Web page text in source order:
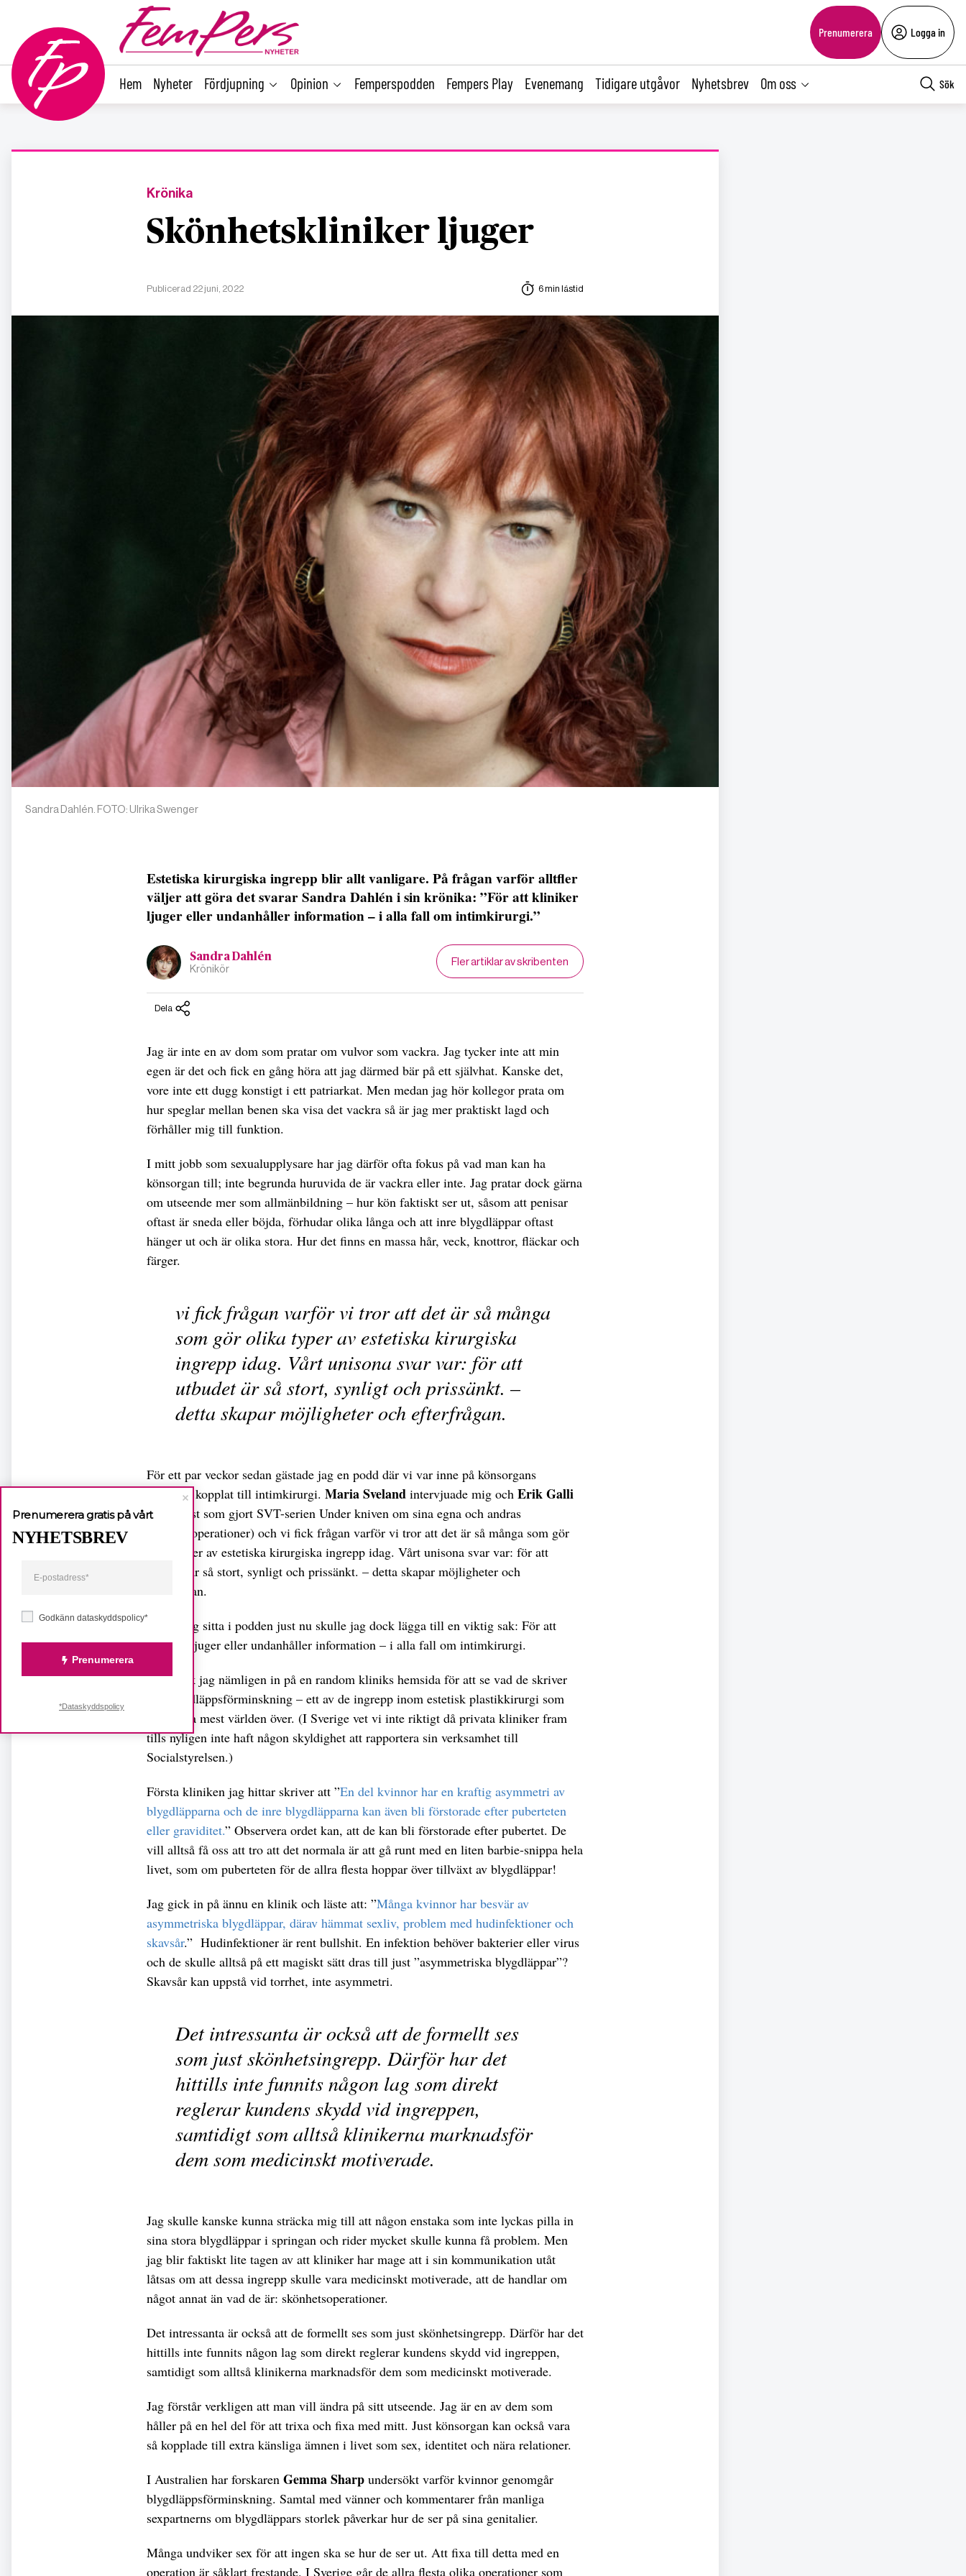
Prenumerera Logga in
Hem Nyheter Fördjupning Opinion Femperspodden Fempers Play Evenemang Tidigare utgåvor Nyhetsbrev Om oss Sök
Krönika
Skönhetskliniker ljuger
Publicerad 22 juni, 2022 6 min lästid
Sandra Dahlén. FOTO: Ulrika Swenger
Estetiska kirurgiska ingrepp blir allt vanligare. På frågan varför alltfler
väljer att göra det svarar Sandra Dahlén i sin krönika: ”För att kliniker
ljuger eller undanhåller information – i alla fall om intimkirurgi.”
Sandra Dahlén
Krönikör
Fler artiklar av skribenten
Dela
Jag är inte en av dom som pratar om vulvor som vackra. Jag tycker inte att min
egen är det och fick en gång höra att jag därmed bär på ett självhat. Kanske det,
vore inte ett dugg konstigt i ett patriarkat. Men medan jag hör kollegor prata om
hur speglar mellan benen ska visa det vackra så är jag mer praktiskt lagd och
förhåller mig till funktion.
I mitt jobb som sexualupplysare har jag därför ofta fokus på vad man kan ha
könsorgan till; inte begrunda huruvida de är vackra eller inte. Jag pratar dock gärna
om utseende mer som allmänbildning – hur kön faktiskt ser ut, såsom att penisar
oftast är sneda eller böjda, förhudar olika långa och att inre blygdläppar oftast
hänger ut och är olika stora. Hur det finns en massa hår, veck, knottror, fläckar och
färger.
vi fick frågan varför vi tror att det är så många
som gör olika typer av estetiska kirurgiska
ingrepp idag. Vårt unisona svar var: för att
utbudet är så stort, synligt och prissänkt. –
detta skapar möjligheter och efterfrågan.
För ett par veckor sedan gästade jag en podd där vi var inne på könsorgans
utseende kopplat till intimkirurgi. Maria Sveland intervjuade mig och Erik Galli
(journalist som gjort SVT-serien Under kniven om sina egna och andras
skönhetsoperationer) och vi fick frågan varför vi tror att det är så många som gör
olika typer av estetiska kirurgiska ingrepp idag. Vårt unisona svar var: för att
utbudet är så stort, synligt och prissänkt. – detta skapar möjligheter och
efterfrågan.
Skulle jag sitta i podden just nu skulle jag dock lägga till en viktig sak: För att
kliniker ljuger eller undanhåller information – i alla fall om intimkirurgi.
Idag gick jag nämligen in på en random kliniks hemsida för att se vad de skriver
om blygdläppsförminskning – ett av de ingrepp inom estetisk plastikkirurgi som
ökar allra mest världen över. (I Sverige vet vi inte riktigt då privata kliniker fram
tills nyligen inte haft någon skyldighet att rapportera sin verksamhet till
Socialstyrelsen.)
Första kliniken jag hittar skriver att ”En del kvinnor har en kraftig asymmetri av
blygdläpparna och de inre blygdläpparna kan även bli förstorade efter puberteten
eller graviditet.” Observera ordet kan, att de kan bli förstorade efter pubertet. De
vill alltså få oss att tro att det normala är att gå runt med en liten barbie-snippa hela
livet, som om puberteten för de allra flesta hoppar över tillväxt av blygdläppar!
Jag gick in på ännu en klinik och läste att: ”Många kvinnor har besvär av
asymmetriska blygdläppar, därav hämmat sexliv, problem med hudinfektioner och
skavsår.” Hudinfektioner är rent bullshit. En infektion behöver bakterier eller virus
och de skulle alltså på ett magiskt sätt dras till just ”asymmetriska blygdläppar”?
Skavsår kan uppstå vid torrhet, inte asymmetri.
Det intressanta är också att de formellt ses
som just skönhetsingrepp. Därför har det
hittills inte funnits någon lag som direkt
reglerar kundens skydd vid ingreppen,
samtidigt som alltså klinikerna marknadsför
dem som medicinskt motiverade.
Jag skulle kanske kunna sträcka mig till att någon enstaka som inte lyckas pilla in
sina stora blygdläppar i springan och rider mycket skulle kunna få problem. Men
jag blir faktiskt lite tagen av att kliniker har mage att i sin kommunikation utåt
låtsas om att dessa ingrepp skulle vara medicinskt motiverade, att de handlar om
något annat än vad de är: skönhetsoperationer.
Det intressanta är också att de formellt ses som just skönhetsingrepp. Därför har det
hittills inte funnits någon lag som direkt reglerar kundens skydd vid ingreppen,
samtidigt som alltså klinikerna marknadsför dem som medicinskt motiverade.
Jag förstår verkligen att man vill ändra på sitt utseende. Jag är en av dem som
håller på en hel del för att trixa och fixa med mitt. Just könsorgan kan också vara
så kopplade till extra känsliga ämnen i livet som sex, identitet och nära relationer.
I Australien har forskaren Gemma Sharp undersökt varför kvinnor genomgår
blygdläppsförminskning. Samtal med vänner och kommentarer från manliga
sexpartnerns om blygdläppars storlek påverkar hur de ser på sina genitalier.
Många undviker sex för att ingen ska se hur de ser ut. Att fixa till detta med en
operation är såklart frestande. I Sverige går de allra flesta olika operationer som
Godkänn dataskyddspolicy*
Prenumerera
Prenumerera gratis på vårt
NYHETSBREV
*Dataskyddspolicy